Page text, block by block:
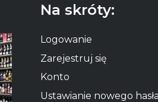
Na skróty:
Logowanie
Zarejestruj się
Konto
Ustawianie nowego hasła